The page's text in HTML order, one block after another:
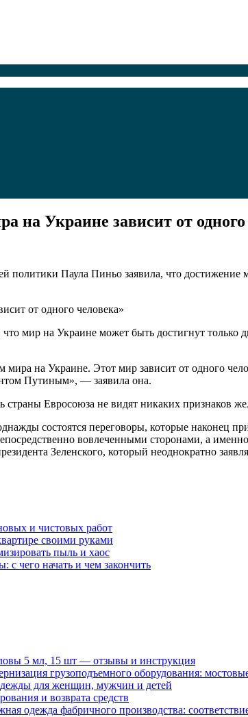
на Украине зависит от одного
политики Паула Пиньо заявила, что
мир на Украине может быть достигнут
мира на Украине. Этот мир зависит от одного
Путиным», — заявила она.
Евросоюза не видят никаких признаков
состоятся переговоры, которые наконец
вовлеченными сторонами, а
Зеленского, который неоднократно
и чистовых работ
своими руками
пыль и хаос
чего начать и чем закончить
5 мл, 15 шт — отзывы и инструкция
грузоподъемного оборудования:
для женщин, мужчин и детей
и возврата средств
одежда фабричного производства: